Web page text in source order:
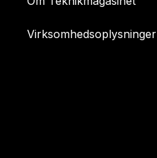
Virksomhedsoplysninger